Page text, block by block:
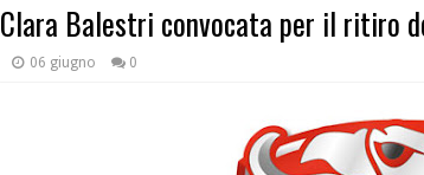
Clara Balestri convocata per il ritiro
06 giugno 0